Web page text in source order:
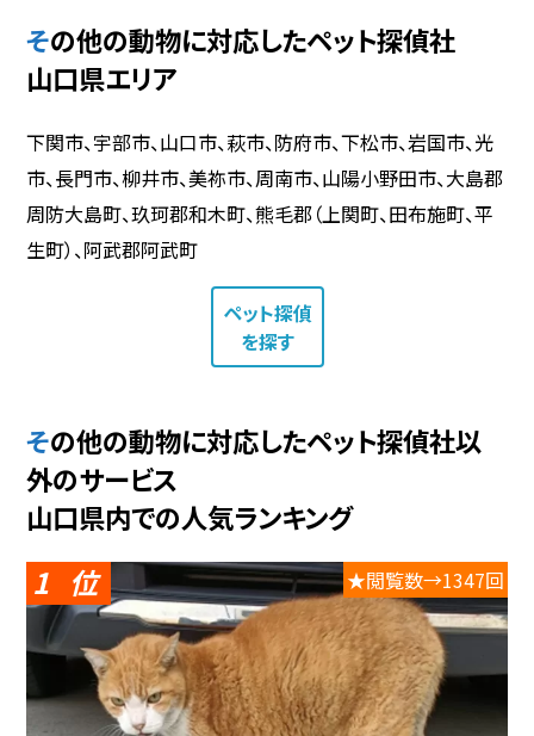
その他の動物に対応したペット探偵社
山口県エリア
下関市、宇部市、山口市、萩市、防府市、下松市、岩国市、光
市、長門市、柳井市、美祢市、周南市、山陽小野田市、大島郡
周防大島町、玖珂郡和木町、熊毛郡（上関町、田布施町、平
生町）、阿武郡阿武町
ペット探偵
を探す
その他の動物に対応したペット探偵社以
外のサービス
山口県内での人気ランキング
1 ★閲覧数→1347回